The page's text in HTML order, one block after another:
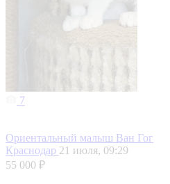
7
Ориентальный малыш Ван Гог
Краснодар 21 июля, 09:29
55 000 ₽